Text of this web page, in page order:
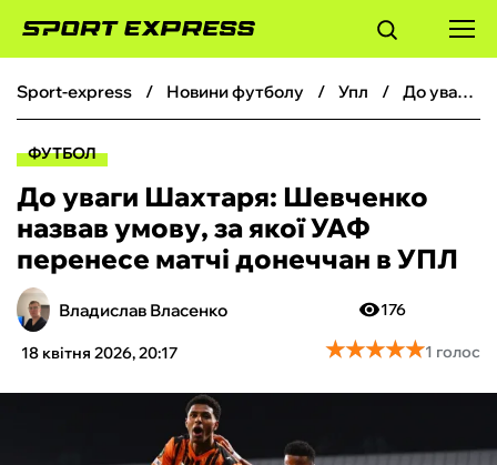
ФУТБОЛ
БОКС
ХОКЕЙ
ТЕНІС
sport-express новини футболу упл До уваги Шахтаря: Шевченко назвав умову, за якої УАФ перенесе матчі донеччан в УПЛ
ФУТБОЛ
До уваги Шахтаря: Шевченко
назвав умову, за якої УАФ
перенесе матчі донеччан в УПЛ
Владислав Власенко
18 квітня 2026, 20:17
176
★★★★★
★★★★★1 голос